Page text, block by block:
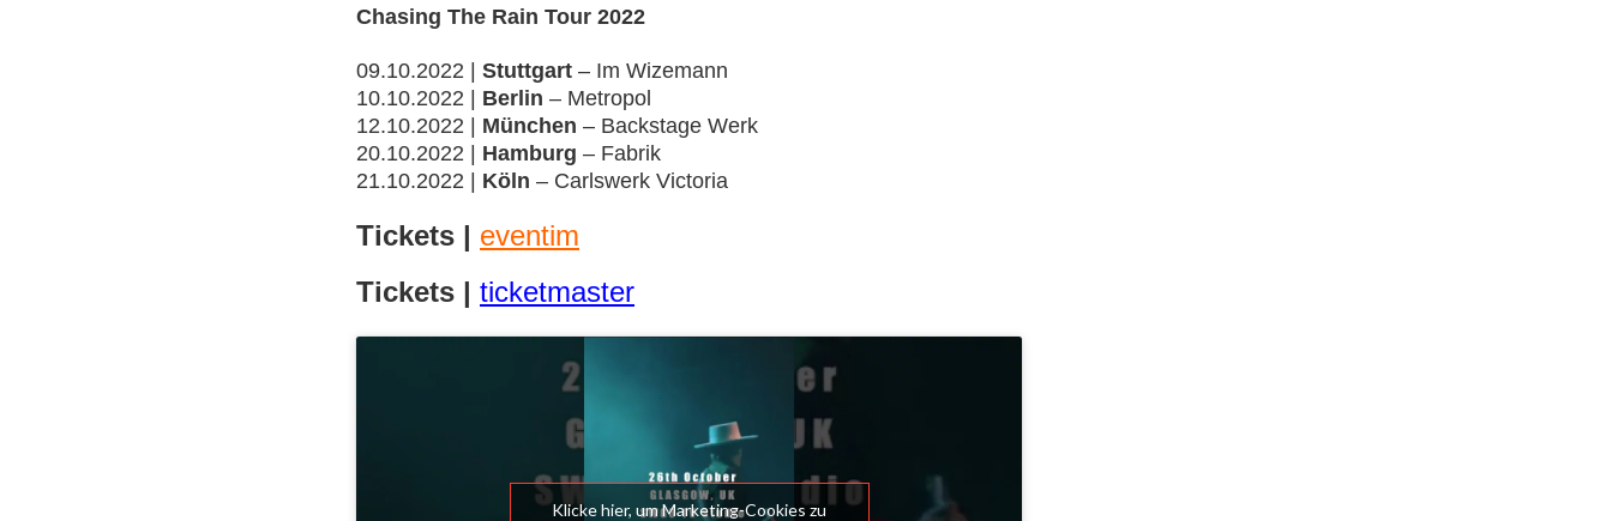
Chasing The Rain Tour 2022
09.10.2022 | Stuttgart – Im Wizemann
10.10.2022 | Berlin – Metropol
12.10.2022 | München – Backstage Werk
20.10.2022 | Hamburg – Fabrik
21.10.2022 | Köln – Carlswerk Victoria
Tickets | eventim
Tickets | ticketmaster
Klicke hier, um Marketing-Cookies zu